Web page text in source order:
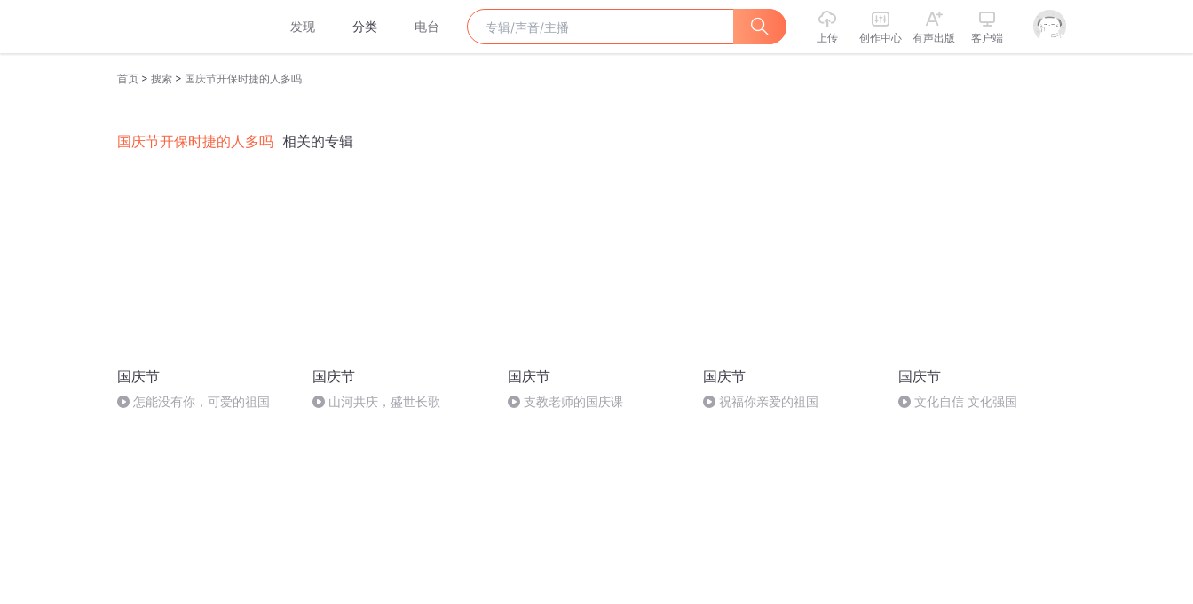
发现 分类 电台
上传 创作中心 有声出版 客户端
首页 > 搜索 > 国庆节开保时捷的人多吗
国庆节开保时捷的人多吗 相关的专辑
国庆节
怎能没有你，可爱的祖国
国庆节
山河共庆，盛世长歌
国庆节
支教老师的国庆课
国庆节
祝福你亲爱的祖国
国庆节
文化自信 文化强国